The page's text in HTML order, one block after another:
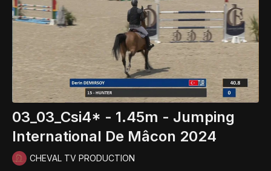
03_03_Csi4* - 1.45m - Jumping
International De Mâcon 2024
CHEVAL TV PRODUCTION